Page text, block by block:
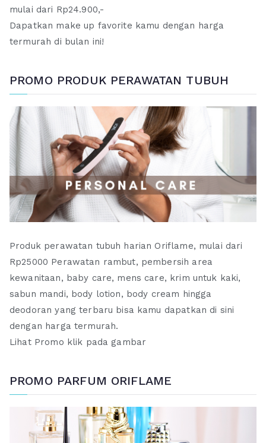
mulai dari Rp24.900,-
Dapatkan make up favorite kamu dengan harga
termurah di bulan ini!
PROMO PRODUK PERAWATAN TUBUH
Produk perawatan tubuh harian Oriflame, mulai dari
Rp25000 Perawatan rambut, pembersih area
kewanitaan, baby care, mens care, krim untuk kaki,
sabun mandi, body lotion, body cream hingga
deodoran yang terbaru bisa kamu dapatkan di sini
dengan harga termurah.
Lihat Promo klik pada gambar
PROMO PARFUM ORIFLAME